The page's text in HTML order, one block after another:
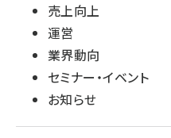
売上向上
運営
業界動向
セミナー・イベント
お知らせ